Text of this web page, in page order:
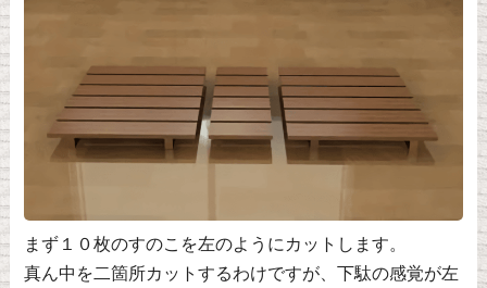
まず１０枚のすのこを左のようにカットします。
真ん中を二箇所カットするわけですが、下駄の感覚が左